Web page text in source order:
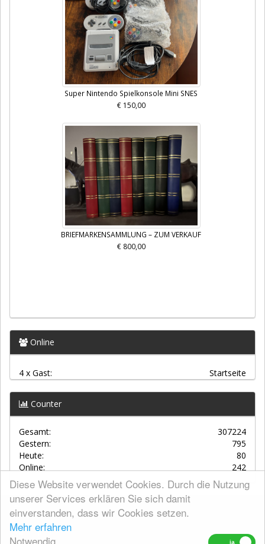
Diese Website verwendet Cookies. Durch die Nutzung
unserer Services erklären Sie sich damit
einverstanden, dass wir Cookies setzen.
Mehr erfahren
Notwendig
Super Nintendo Spielkonsole Mini SNES
€ 150,00
BRIEFMARKENSAMMLUNG – ZUM VERKAUF
Online
4 x Gast: Startseite
Counter
Gesamt:
307224
Gestern:
795
Heute:
80
Online:
242
AGBs
Kontakt